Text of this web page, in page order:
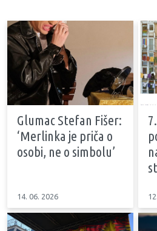
Glumac Stefan Fišer:
‘Merlinka je priča o
osobi, ne o simbolu’
14. 06. 2026